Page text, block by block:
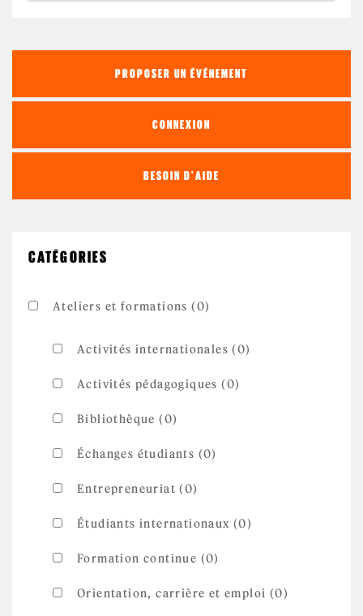
PROPOSER UN ÉVÉNEMENT
CONNEXION
BESOIN D'AIDE
CATÉGORIES
Ateliers et formations (0)
Activités internationales (0)
Activités pédagogiques (0)
Bibliothèque (0)
Échanges étudiants (0)
Entrepreneuriat (0)
Étudiants internationaux (0)
Formation continue (0)
Orientation, carrière et emploi (0)